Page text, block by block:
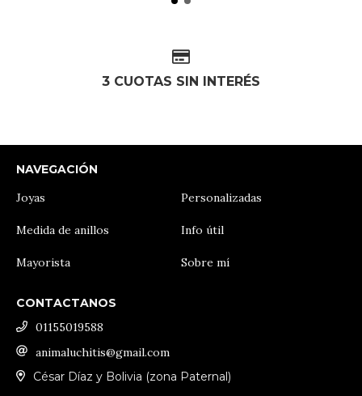
3 CUOTAS SIN INTERÉS
NAVEGACIÓN
Joyas
Personalizadas
Medida de anillos Info útil
Mayorista Sobre mí
CONTACTANOS
01155019588
animaluchitis@gmail.com
César Díaz y Bolivia (zona Paternal)